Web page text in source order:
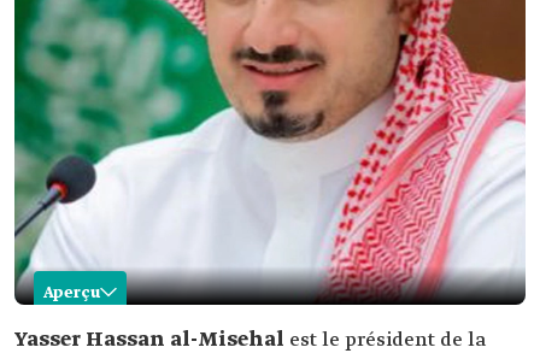
Aperçu
Yasser al-Misehal
Yasser Hassan al-Misehal est le président de la